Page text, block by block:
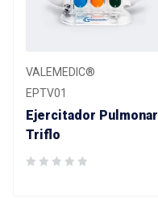
VALEMEDIC®
EPTV01
Ejercitador Pulmonar |
Triflo